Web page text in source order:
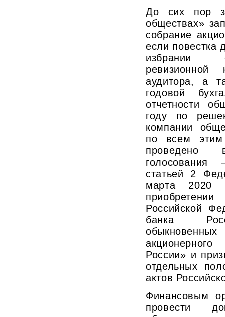
До сих пор
обществах»
собрание
если повестка
избрании
ревизионной
аудитора, а
годовой
отчетности
году по
компании
по всем
проведено
статьей 2
марта
Российской
банка
России» и
отдельных
актов
Финансовым
провести